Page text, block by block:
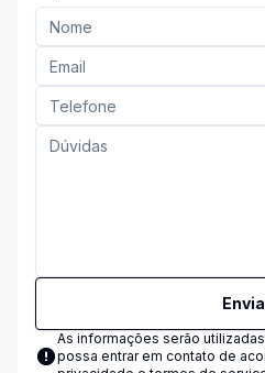
As informações serão
possa entrar em contato de